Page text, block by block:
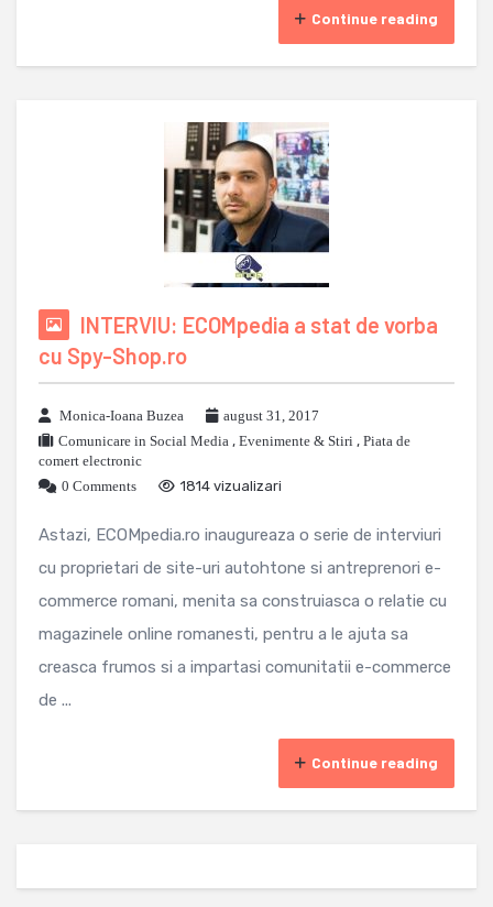
Continue reading
INTERVIU: ECOMpedia a stat de vorba
cu Spy-Shop.ro
Monica-Ioana Buzea
august 31, 2017
Comunicare in Social Media , Evenimente & Stiri , Piata de
comert electronic
0 Comments
1814 vizualizari
Astazi, ECOMpedia.ro inaugureaza o serie de interviuri
cu proprietari de site-uri autohtone si antreprenori e-
commerce romani, menita sa construiasca o relatie cu
magazinele online romanesti, pentru a le ajuta sa
creasca frumos si a impartasi comunitatii e-commerce
de ...
Continue reading